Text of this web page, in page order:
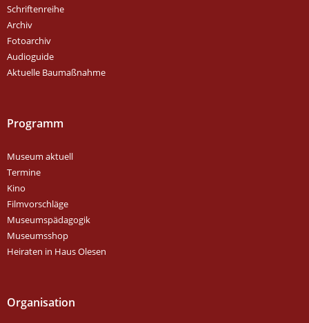
Schriftenreihe
Archiv
Fotoarchiv
Audioguide
Aktuelle Baumaßnahme
Programm
Museum aktuell
Termine
Kino
Filmvorschläge
Museumspädagogik
Museumsshop
Heiraten in Haus Olesen
Organisation